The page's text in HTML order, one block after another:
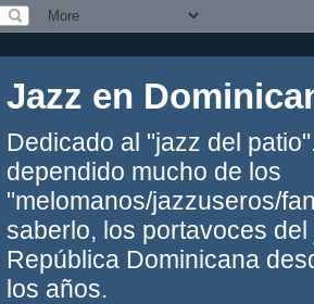
Jazz en
Dedicado al "jazz del
dependido mucho de los
"melomanos/jazzuseros/
saberlo, los portavoces
República Dominicana
los años.